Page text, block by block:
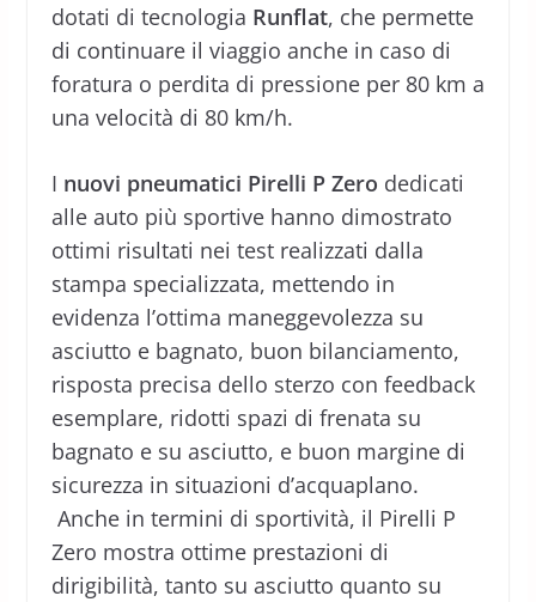
dotati di tecnologia Runflat, che permette
di continuare il viaggio anche in caso di
foratura o perdita di pressione per 80 km a
una velocità di 80 km/h.
I nuovi pneumatici Pirelli P Zero dedicati
alle auto più sportive hanno dimostrato
ottimi risultati nei test realizzati dalla
stampa specializzata, mettendo in
evidenza l’ottima maneggevolezza su
asciutto e bagnato, buon bilanciamento,
risposta precisa dello sterzo con feedback
esemplare, ridotti spazi di frenata su
bagnato e su asciutto, e buon margine di
sicurezza in situazioni d’acquaplano.
Anche in termini di sportività, il Pirelli P
Zero mostra ottime prestazioni di
dirigibilità, tanto su asciutto quanto su